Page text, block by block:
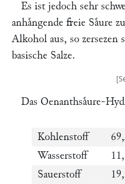
Es ist jedoch sehr
anhaͤngende freie Saͤure
Alkohol aus, so zersezen
basische Salze.
Das Oenanthsaͤure-
Kohlenstoff
Wasserstoff
Sauerstoff